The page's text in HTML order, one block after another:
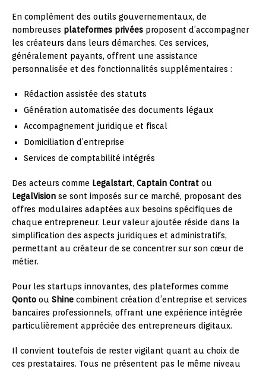
En complément des outils gouvernementaux, de
nombreuses plateformes privées proposent d’accompagner
les créateurs dans leurs démarches. Ces services,
généralement payants, offrent une assistance
personnalisée et des fonctionnalités supplémentaires :
Rédaction assistée des statuts
Génération automatisée des documents légaux
Accompagnement juridique et fiscal
Domiciliation d’entreprise
Services de comptabilité intégrés
Des acteurs comme Legalstart, Captain Contrat ou
LegalVision se sont imposés sur ce marché, proposant des
offres modulaires adaptées aux besoins spécifiques de
chaque entrepreneur. Leur valeur ajoutée réside dans la
simplification des aspects juridiques et administratifs,
permettant au créateur de se concentrer sur son cœur de
métier.
Pour les startups innovantes, des plateformes comme
Qonto ou Shine combinent création d’entreprise et services
bancaires professionnels, offrant une expérience intégrée
particulièrement appréciée des entrepreneurs digitaux.
Il convient toutefois de rester vigilant quant au choix de
ces prestataires. Tous ne présentent pas le même niveau